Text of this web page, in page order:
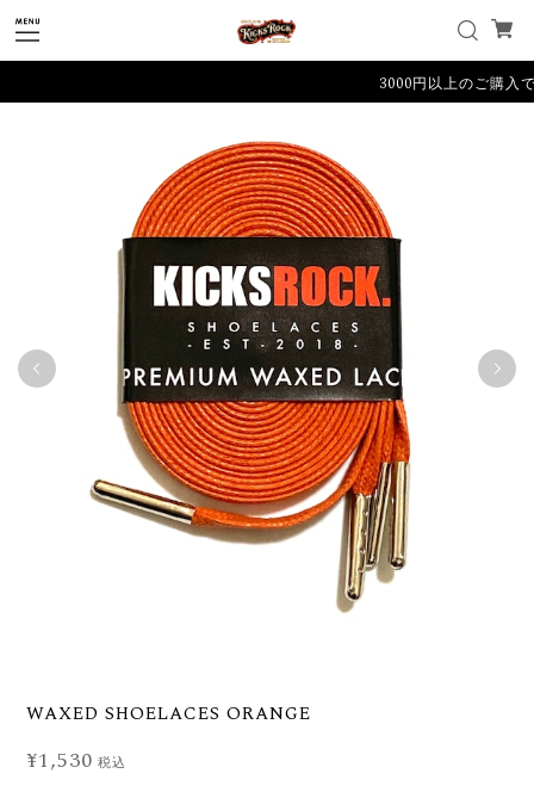
3000円以上のご購入で
WAXED SHOELACES ORANGE
¥1,530 税込